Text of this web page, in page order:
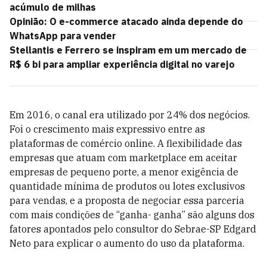
acúmulo de milhas
Opinião: O e-commerce atacado ainda depende do
WhatsApp para vender
Stellantis e Ferrero se inspiram em um mercado de
R$ 6 bi para ampliar experiência digital no varejo
Em 2016, o canal era utilizado por 24% dos negócios.
Foi o crescimento mais expressivo entre as
plataformas de comércio online. A flexibilidade das
empresas que atuam com marketplace em aceitar
empresas de pequeno porte, a menor exigência de
quantidade mínima de produtos ou lotes exclusivos
para vendas, e a proposta de negociar essa parceria
com mais condições de “ganha- ganha” são alguns dos
fatores apontados pelo consultor do Sebrae-SP Edgard
Neto para explicar o aumento do uso da plataforma.